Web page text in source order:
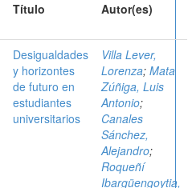
Título Autor(es)
Desigualdades
y horizontes
de futuro en
estudiantes
universitarios
Villa Lever,
Lorenza; Mata
Zúñiga, Luis
Antonio;
Canales
Sánchez,
Alejandro;
Roqueñí
Ibargüengoytia,